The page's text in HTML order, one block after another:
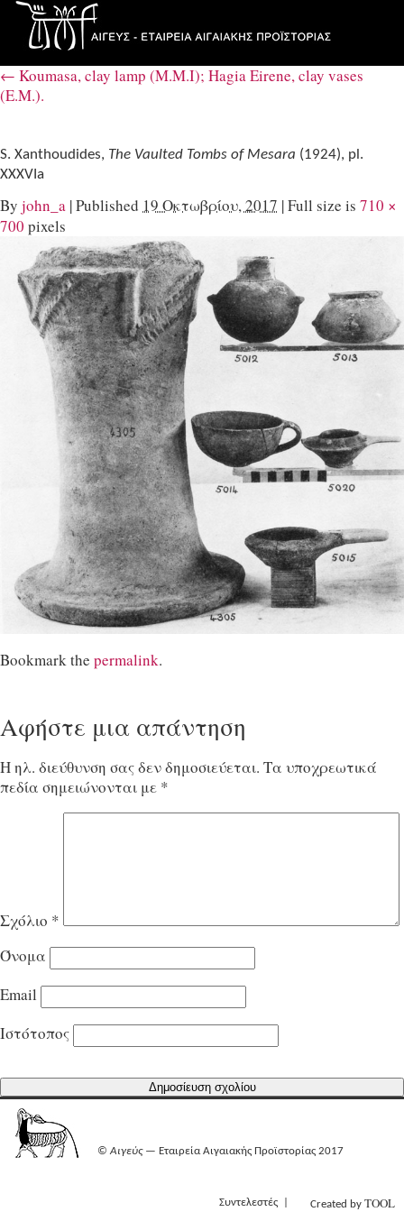
← Koumasa, clay lamp (M.M.I); Hagia Eirene, clay vases
(E.M.).
S. Xanthoudides, The Vaulted Tombs of Mesara (1924), pl.
XXXVIa
By john_a |Published 19 Οκτωβρίου, 2017 |Full size is 710 ×
700 pixels
Bookmark the permalink.
Αφήστε μια απάντηση
Η ηλ. διεύθυνση σας δεν δημοσιεύεται. Τα υποχρεωτικά
πεδία σημειώνονται με *
Σχόλιο *
Όνομα
Email
Ιστότοπος
©Αιγεύς— Εταιρεία Αιγαιακής Προϊστορίας 2017
Συντελεστές Created by TOOL